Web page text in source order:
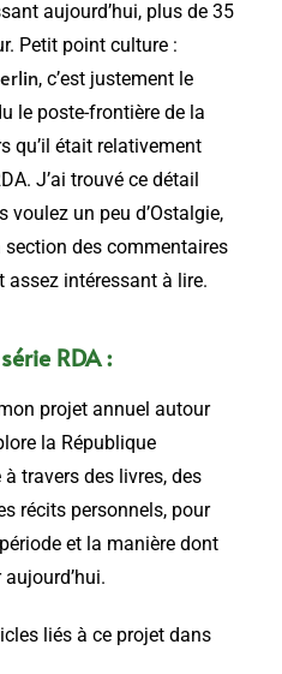
aujourd’hui, plus de 35
Petit point culture :
, c’est justement le
le poste-frontière de la
qu’il était relativement
J’ai trouvé ce détail
un peu d’Ostalgie,
des commentaires
assez intéressant à lire.
RDA :
projet annuel autour
la République
travers des livres, des
récits personnels, pour
et la manière dont
liés à ce projet dans